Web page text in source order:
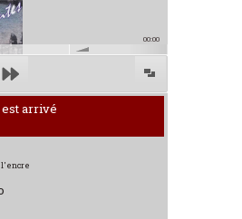
00:00
arrivé
l'encre